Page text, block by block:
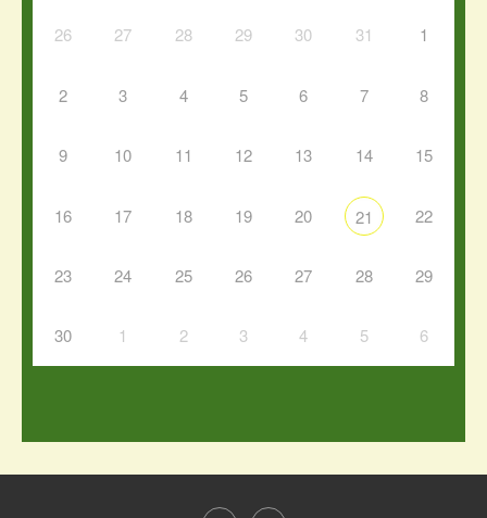
26 27 28 29 30 31 1
2 3 4 5 6 7 8
9 10 11 12 13 14 15
16 17 18 19 20 21 22
23 24 25 26 27 28 29
30 1 2 3 4 5 6